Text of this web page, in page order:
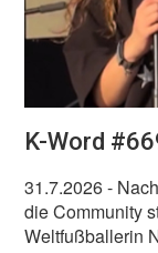
K-Word
31.7.2026-
die Community
Weltfußballerin